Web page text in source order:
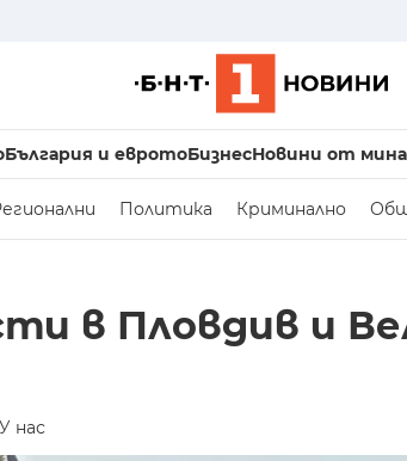
България и евротоБизнесНовини от
Политика Криминално
в Пловдив и
У нас